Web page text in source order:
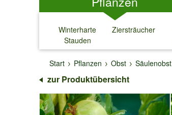
Winterharte
Stauden
↓
Ziersträucher
↓
↓
Start
Pflanzen Obst Säulenobst
zur Produktübersicht